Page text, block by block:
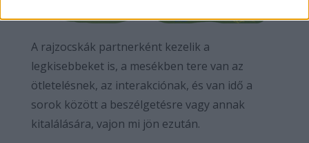
A rajzocskák partnerként kezelik a
legkisebbeket is, a mesékben tere van az
ötletelésnek, az interakciónak, és van idő a
sorok között a beszélgetésre vagy annak
kitalálására, vajon mi jön ezután.